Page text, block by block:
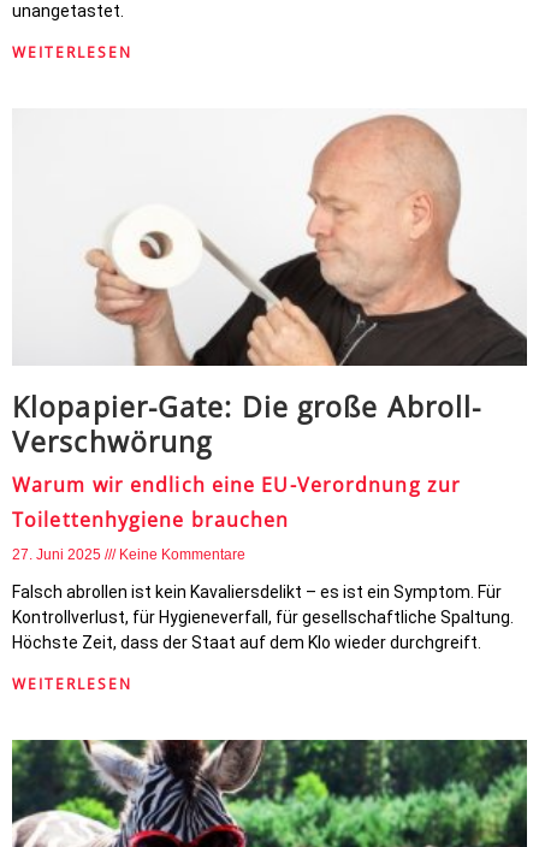
unangetastet.
WEITERLESEN
Klopapier-Gate: Die große Abroll-
Verschwörung
Warum wir endlich eine EU-Verordnung zur
Toilettenhygiene brauchen
27. Juni 2025 Keine Kommentare
Falsch abrollen ist kein Kavaliersdelikt – es ist ein Symptom. Für
Kontrollverlust, für Hygieneverfall, für gesellschaftliche Spaltung.
Höchste Zeit, dass der Staat auf dem Klo wieder durchgreift.
WEITERLESEN